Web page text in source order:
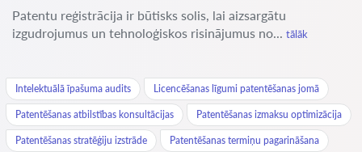
Patentu reģistrācija ir būtisks solis, lai aizsargātu
izgudrojumus un tehnoloģiskos risinājumus no... tālāk
Intelektuālā īpašuma audits Licencēšanas līgumi patentēšanas jomā
Patentēšanas atbilstības konsultācijas Patentēšanas izmaksu optimizācija
Patentēšanas stratēģiju izstrāde Patentēšanas termiņu pagarināšana